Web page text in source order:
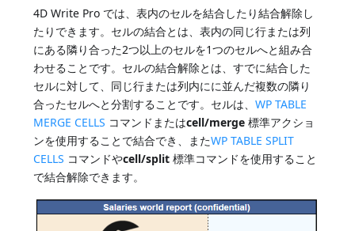
4D Write Pro では、表内のセルを結合したり結合解除し
たりできます。セルの結合とは、表内の同じ行または列
にある隣り合った2つ以上のセルを1つのセルへと組み合
わせることです。セルの結合解除とは、すでに結合した
セルに対して、同じ行または列内にに並んだ複数の隣り
合ったセルへと分割することです。セルは、WP TABLE
MERGE CELLS コマンドまたはcell/merge 標準アクショ
ンを使用することで結合でき、またWP TABLE SPLIT
CELLS コマンドやcell/split 標準コマンドを使用すること
で結合解除できます。